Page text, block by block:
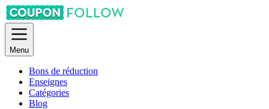
Menu
Bons de réduction
Enseignes
Catégories
Blog